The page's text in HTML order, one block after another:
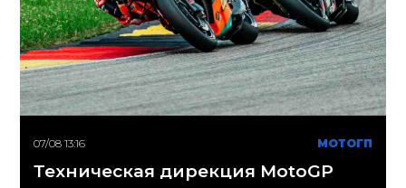
07/08 13:16 МОТОГП
Техническая дирекция MotoGP